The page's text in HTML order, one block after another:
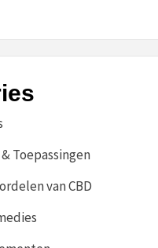
Toepassingen
van CBD